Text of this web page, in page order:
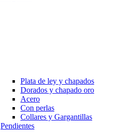
Plata de ley y chapados
Dorados y chapado oro
Acero
Con perlas
Collares y Gargantillas
Pendientes